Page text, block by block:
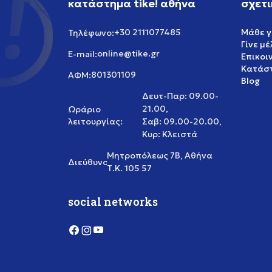
κατάστημα tike! αθήνα
Τηλέφωνο:+30 2111077485
E-mail:online@tike.gr
ΑΦΜ:801301109
Ωράριο
λειτουργίας:
Δευτ-Παρ: 09.00-
21.00,
Σαβ: 09.00-20.00,
Κυρ: Κλειστά
Διεύθυνση:
Μητροπόλεως 7Β, Αθήνα
Τ.Κ. 105 57
Μάθε
Γίνε
Blog
social networks